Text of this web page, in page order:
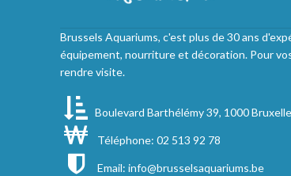
Brussels Aquariums, c'est plus de 30 ans
équipement, nourriture et décoration. Pour
rendre visite.
Boulevard Barthélémy 39, 1000
Téléphone: 02 513 92 78
Email: info@brusselsaquariums.be